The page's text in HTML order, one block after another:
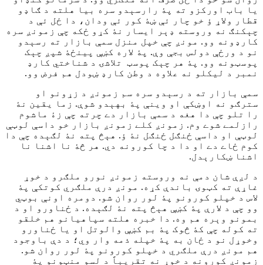
یا باب اورکزو ته پۀ رارسېدو سره بیا هلته د ګاډو
قطار ولاړ ؤ خو چار ئې ښۀ کور ئې ودان، دا ځل ئې د
چېکنګ نه وروسته ډېر ایسار نۀ کړو ځکه چې زمونږ سره
کارډونه وو. مونږ چې خپل منزل سمې بازار ته رسېدو
نو د ورځې دولس بجې وې. پۀ لاره کښې پینځۀ شپږ چېک
پوسټونه وو. پۀ هر چېک پوسټ تلاشۍ د شناختي کارډ
نمبر د لیکلو نه علاوه د وطن کارډ ښودل هم فرض وو.
سمې بازار ته د رسېدو سره سم زمونږ د زړونو او
سترګو نه اوښکې او وینې پۀ بهېدو شوې. زما یقین نۀ
را تلو چې دا هغه د سمې بازار دے چرته چې زۀ ماشوم
رازلمے شوے وم. زمونږ کلے زمونږ بازار خو داسې لوټې
لوټې او داسې ځنګل ځنګل نۀ ؤ. هېڅ پته نۀ لګېده چې دا
کوم ځاے دے او دا د چا کورونه دي. هر څۀ نا اشنا نا
اشنا ښکارېدل.
د لږې شان دمې نه وروسته زمونږ نورو ملګرو د خوړ
غاړې ته کټوۍ باندې کړه. مونږ درې ملګري کوتکې پۀ
لاس د خپلو کورونو پۀ لور روان شو. دومره اونې بوټي
وو چې د لارې پۀ کښې هېڅ پته نۀ لګېده. د ځناورو او د
بمونو وېره هم وه. دا خبره هلته سپاهیانو هم خلقو
ته کوله چې کۀ څوک پۀ بم کښې والوتل او یا ځناورو
وخوړل نو د ځان به پۀ خپله ذمه وار وي؛ د دې باوجود
هم مونږ درې ملګري د خپلو کورونو پۀ لور روان شو.
زمونږ کورونه د خوړ نه تقریباً د لسو منټونو پۀ